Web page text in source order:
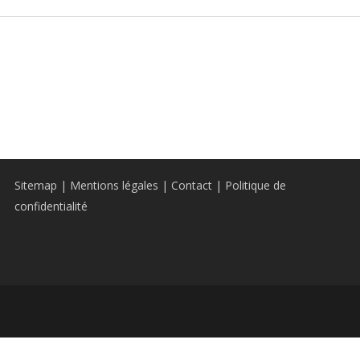
Sitemap | Mentions légales | Contact| Politique de
confidentialité